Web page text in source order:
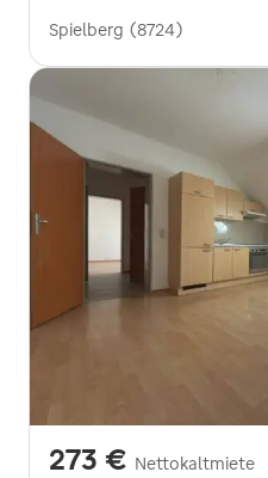
Spielberg (8724)
273 € Nettokaltmiete